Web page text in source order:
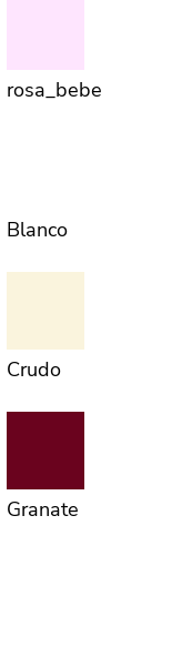
rosa_bebe
Blanco
Crudo
Granate